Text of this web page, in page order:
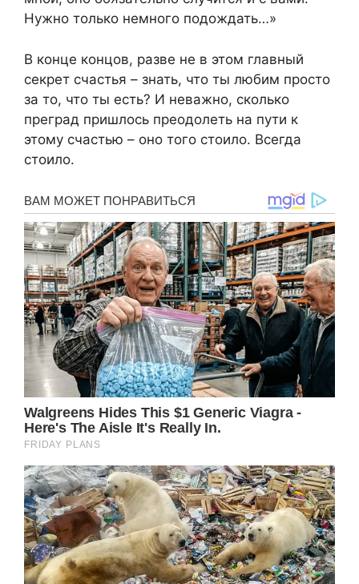
Нужно только немного подождать…»
В конце концов, разве не в этом главный
секрет счастья – знать, что ты любим просто
за то, что ты есть? И неважно, сколько
преград пришлось преодолеть на пути к
этому счастью – оно того стоило. Всегда
стоило.